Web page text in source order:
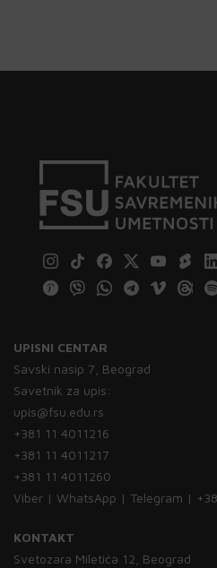
UPISNI CENTAR
Savski nasip 7, Beograd
Savetnik za upis:
upis@fsu.edu.rs
+381 11 4011216
+381 11 4011217
+381 11 4011260
Viber | WhatsApp | Telegram |
KONTAKT
Svetozara Miletića 12, Beograd